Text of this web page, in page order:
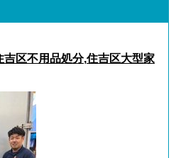
吉区不用品処分,住吉区大型家